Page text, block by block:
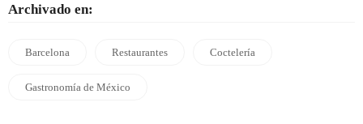
Archivado en:
Barcelona Restaurantes Coctelería
Gastronomía de México